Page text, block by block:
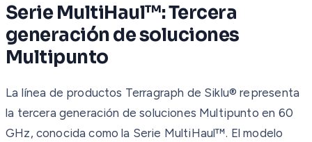
Serie MultiHaul™: Tercera
generación de soluciones
Multipunto
La línea de productos Terragraph de Siklu® representa
la tercera generación de soluciones Multipunto en 60
GHz, conocida como la Serie MultiHaul™. El modelo